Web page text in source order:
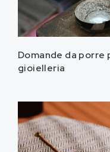
Domande da porre
gioielleria